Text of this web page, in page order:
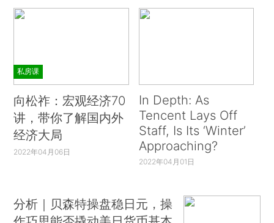
私房课
向松祚：宏观经济70
讲，带你了解国内外
经济大局
2022年04月06日
In Depth: As
Tencent Lays Off
Staff, Is Its ‘Winter’
Approaching?
2022年04月01日
分析｜贝森特操盘稳日元，操